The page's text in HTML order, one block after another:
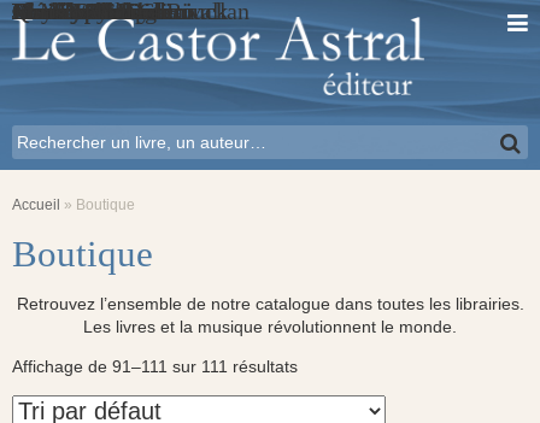
Accueil » Boutique
Boutique
Retrouvez l’ensemble de notre catalogue dans toutes les librairies.
Les livres et la musique révolutionnent le monde.
Affichage de 91–111 sur 111 résultats
Quincy Troupe
Frank Lisciandro
Christophe Deniau
Frédéric Adrian
Guy Darol
Jennifer Lesieur
C. Milner & C. Rivallan
Marcus O’Dair
Jean-Noël Coghe
Barney Hoskyns
Vincent Brunner
Nicolas Finet
Florent Mazzoleni
Christophe Delbrouck
Franck Medioni
Florent Mazzoleni
Frank Balandier
Jas Obrecht
Mark Miller
Alain Feydri
Christophe Delbrouck